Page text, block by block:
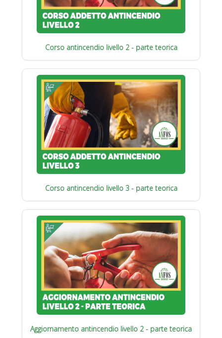
Corso antincendio livello 2 - parte teorica
Corso antincendio livello 3 - parte teorica
Aggiornamento antincendio livello 2 - parte teorica